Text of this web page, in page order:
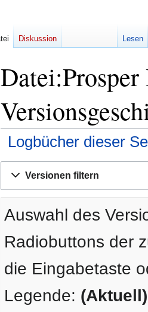
Logbücher dieser
Navigation
Suche
Versionen filtern
Auswahl des
Radiobuttons der
die Eingabetaste
Legende: (Aktuell)
Diskussion Lesen